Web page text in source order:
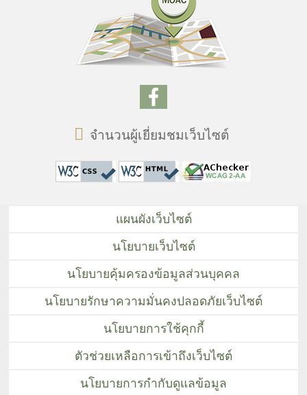
จำนวนผู้เยี่ยมชมเว็บไซต์
แผนผังเว็บไซต์
นโยบายเว็บไซต์
นโยบายคุ้มครองข้อมูลส่วนบุคคล
นโยบายรักษาความมั่นคงปลอดภัยเว็บไซต์
นโยบายการใช้คุกกี้
ตัวช่วยเหลือการเข้าถึงเว็บไซต์
นโยบายการกำกับดูแลข้อมูล